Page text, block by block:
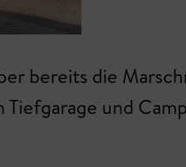
bereits die
und